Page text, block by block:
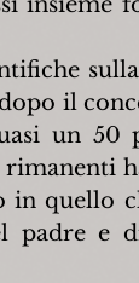
il
un 50
in quello
padre e